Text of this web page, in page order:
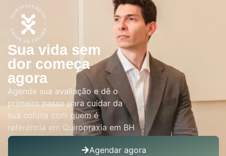
Sua vida sem
dor começa
agora
Agende sua avaliação e dê o
primeiro passo para cuidar da
sua coluna com quem é
referência em Quiropraxia em BH
Agendar agora